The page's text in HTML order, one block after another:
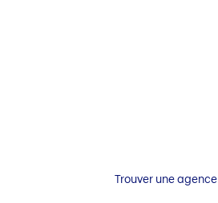
Trouver une agence